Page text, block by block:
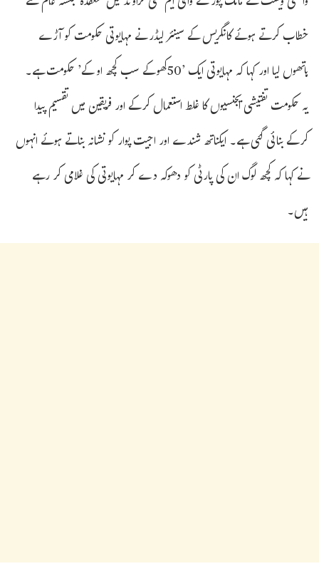
خطاب کرتے ہوئے کانگریس کے سینئر لیڈر نے مہایوتی حکومت کو آڑے
ہاتھوں لیا اور کہا کہ مہایوتی ایک ’50کھوکے سب کچھ او کے’ حکومت ہے۔
یہ حکومت تفتیشی ایجنسیوں کا غلط استعمال کرکے اور فریقین میں تقسیم پیدا
کرکے بنائی گئی ہے۔ ایکناتھ شندے اور اجیت پوار کو نشانہ بناتے ہوئے انہوں
نے کہا کہ کچھ لوگ ان کی پارٹی کو دھوکہ دے کر مہایوتی کی غلامی کر رہے
ہیں۔